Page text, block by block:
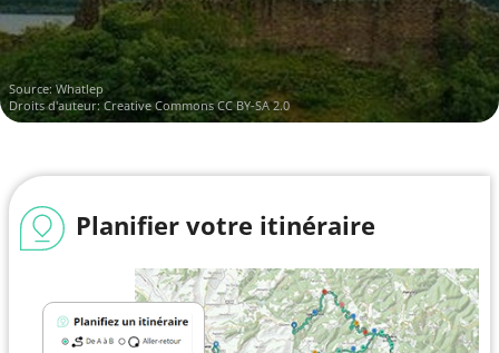
Source: Whatlep
Droits d'auteur:Creative Commons CC BY-SA 2.0
Planifier votre itinéraire